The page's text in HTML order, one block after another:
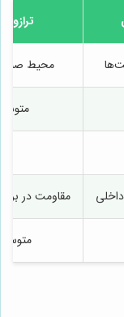
محیط
متوسط
مقاومت در
متوسط